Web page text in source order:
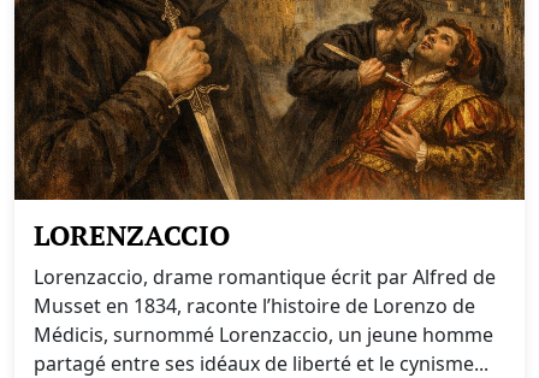
LORENZACCIO
Lorenzaccio, drame romantique écrit par Alfred de
Musset en 1834, raconte l’histoire de Lorenzo de
Médicis, surnommé Lorenzaccio, un jeune homme
partagé entre ses idéaux de liberté et le cynisme...